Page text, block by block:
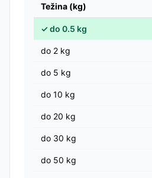
Težina (kg)
✓do 0.5 kg
do 2 kg
do 5 kg
do 10 kg
do 20 kg
do 30 kg
do 50 kg